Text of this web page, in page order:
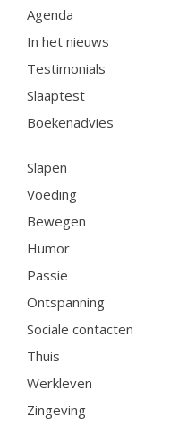
Agenda
In het nieuws
Testimonials
Slaaptest
Boekenadvies
Slapen
Voeding
Bewegen
Humor
Passie
Ontspanning
Sociale contacten
Thuis
Werkleven
Zingeving